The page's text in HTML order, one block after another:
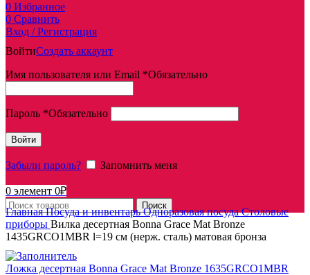
0 Избранное
0 Сравнить
Вход / Регистрация
ВойтиСоздать аккаунт
Имя пользователя или Email *Обязательно
Пароль *Обязательно
Войти
Забыли пароль? Запомнить меня
0 элемент 0₽
Поиск
ГлавнаяПосуда и инвентарьОдноразовая посудаСтоловые
приборы Вилка десертная Bonna Grace Mat Bronze
1435GRCO1MBR l=19 см (нерж. сталь) матовая бронза
Ложка десертная Bonna Grace Mat Bronze 1635GRCO1MBR